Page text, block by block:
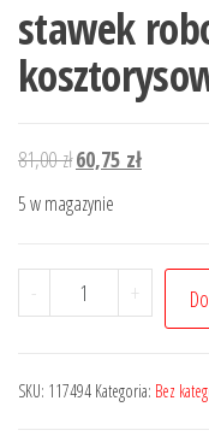
stawek
81,00złPierwotna
cena
wynosiła:
60,75 złAktualna
5 w magazynie
-
ilość
Informacyjny
MATERIAŁÓW
+
SKU: 117494 Kategoria: Bez